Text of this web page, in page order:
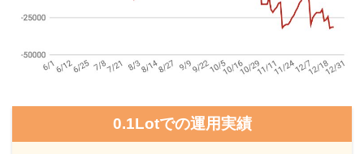
0.1Lotでの運用実績